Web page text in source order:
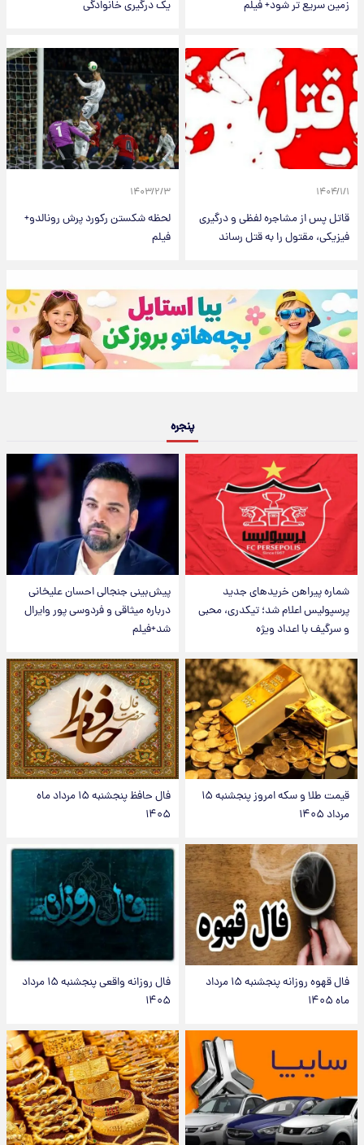
زمین سریع تر شود+ فیلم یک درگیری خانوادگی
۱۴۰۴/۱/۱
قاتل پس از مشاجره لفظی و درگیری
فیزیکی، مقتول را به قتل رساند
۱۴۰۳/۲/۳
لحظه شکستن رکورد پرش رونالدو+
فیلم
پنجره
شماره پیراهن خریدهای جدید
پرسپولیس اعلام شد؛ تیکدری، محبی
و سرگیف با اعداد ویژه
پیش‌بینی جنجالی احسان علیخانی
درباره میثاقی و فردوسی پور وایرال
شد+فیلم
قیمت طلا و سکه امروز پنجشنبه ۱۵
مرداد ۱۴۰۵
فال حافظ پنجشنبه ۱۵ مرداد ماه
۱۴۰۵
فال قهوه روزانه پنجشنبه ۱۵ مرداد
ماه ۱۴۰۵
فال روزانه واقعی پنجشنبه ۱۵ مرداد
۱۴۰۵